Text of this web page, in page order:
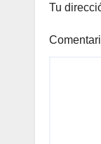
Tu